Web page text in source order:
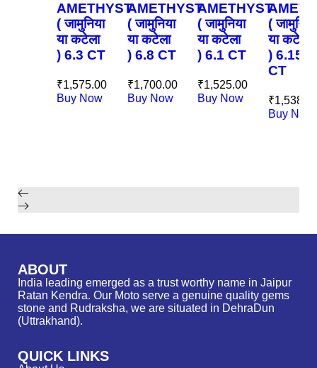
AMETHYST
( जामुनिया
या कटेला
) 6.3 CT
₹1,575.00
Buy Now
AMETHYST
( जामुनिया
या कटेला
) 6.8 CT
₹1,700.00
Buy Now
AMETHYST
( जामुनिया
या कटेला
) 6.1 CT
₹1,525.00
Buy Now
( जामुनिया
या कटेला
) 6.15
CT
₹
Buy Now
ABOUT
India leading emerged as a trust worthy name in Jaipur
Ratan Kendra. Our Moto serve a genuine quality gems
stone and Rudraksha, we are situated in DehraDun
(Uttrakhand).
QUICK LINKS